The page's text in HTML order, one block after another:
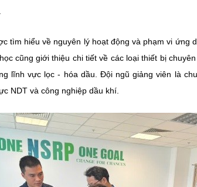
tìm hiểu về nguyên lý hoạt động và phạm vi ứng
cũng giới thiệu chi tiết về các loại thiết bị
lĩnh vực lọc - hóa dầu. Đội ngũ giảng viên là
NDT và công nghiệp dầu khí.